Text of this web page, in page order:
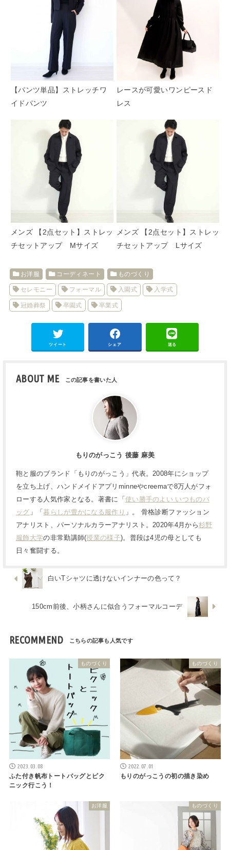
【パンツ単品】ストレッチワ
イドパンツ
レースが可愛いワンピースド
レス
メンズ 【2点セット】ストレッ
チセットアップ Mサイズ
メンズ 【2点セット】ストレッ
チセットアップ Lサイズ
お洋服 コーディネート ものづくり
セレモニー フォーマル 入園式 入学式
冠婚葬祭 卒園式 卒業式
ツイート シェア 送る
ABOUT ME
もりのがっこう 後藤 麻美
鞄と服のブランド「もりのがっこう」代表。2008年にショップ
を立ち上げ、ハンドメイドアプリminneやcreemaで8万人がフォ
ローする人気作家となる。著書に「使い勝手のよい いつものバ
ッグ 」「暮らしが豊かになる服作り 」。 骨格診断ファッション
アナリスト、パーソナルカラーアナリスト。2020年4月から杉野
服飾大学の非常勤講師(授業の様子)。普段は4児の母としても
日々奮闘する。
白いTシャツに透けないインナーの色って？
150cm前後、小柄さんに似合うフォーマルコーデ
RECOMMEND
ものづくり
2023.03.08
ふた付き帆布トートバッグとピク
ニック行こう！
ものづくり
2022.07.01
もりのがっこうの初の描き染め
お洋服 ものづくり